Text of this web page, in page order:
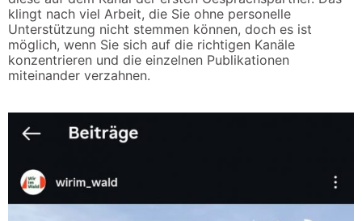
klingt nach viel Arbeit, die Sie ohne personelle
Unterstützung nicht stemmen können, doch es ist
möglich, wenn Sie sich auf die richtigen Kanäle
konzentrieren und die einzelnen Publikationen
miteinander verzahnen.